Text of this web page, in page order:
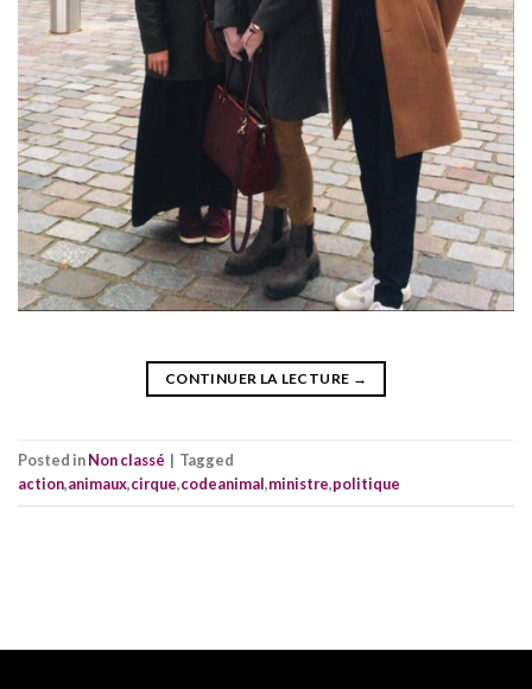
CONTINUER LA LECTURE →
Posted inNon classé | Tagged
action,animaux,cirque,codeanimal,ministre,politique